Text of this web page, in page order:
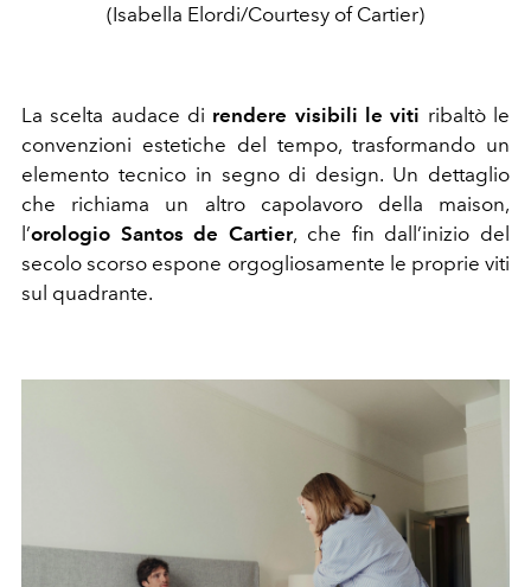
(Isabella Elordi/Courtesy of Cartier)
La scelta audace di rendere visibili le viti ribaltò le
convenzioni estetiche del tempo, trasformando un
elemento tecnico in segno di design. Un dettaglio
che richiama un altro capolavoro della maison,
l’orologio Santos de Cartier, che fin dall’inizio del
secolo scorso espone orgogliosamente le proprie viti
sul quadrante.